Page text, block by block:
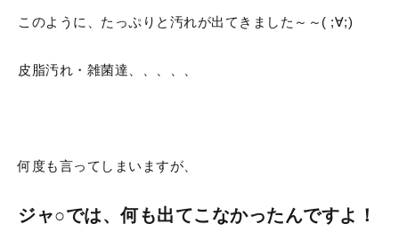
このように、たっぷりと汚れが出てきました～～( ;∀;)
皮脂汚れ・雑菌達、、、、、
何度も言ってしまいますが、
ジャ○では、何も出てこなかったんですよ！